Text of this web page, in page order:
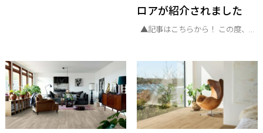
ロアが紹介されました
▲記事はこちらから！ この度、...